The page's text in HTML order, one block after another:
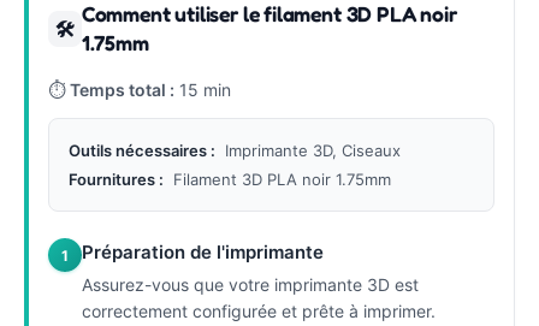
🛠
Comment utiliser le filament 3D PLA noir
1.75mm
⏱Temps total : 15 min
Outils nécessaires :
Imprimante 3D, Ciseaux
Fournitures :
Filament 3D PLA noir 1.75mm
1 Préparation de l'imprimante
Assurez-vous que votre imprimante 3D est
correctement configurée et prête à imprimer.